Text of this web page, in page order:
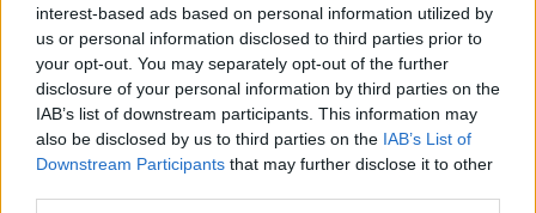
interest-based ads based on personal information utilized by
us or personal information disclosed to third parties prior to
your opt-out. You may separately opt-out of the further
disclosure of your personal information by third parties on the
IAB’s list of downstream participants. This information may
also be disclosed by us to third parties on the IAB’s List of
Downstream Participants that may further disclose it to other